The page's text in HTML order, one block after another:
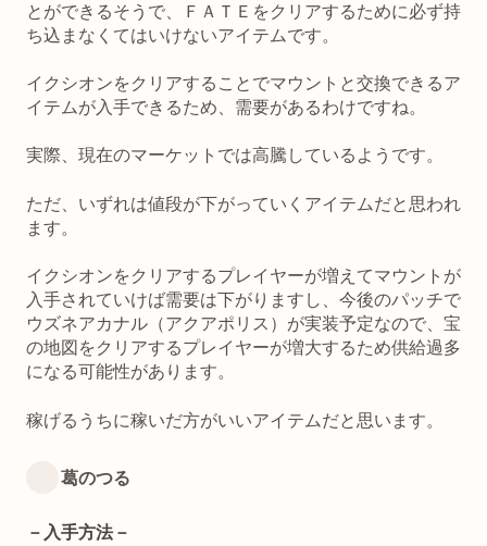
とができるそうで、ＦＡＴＥをクリアするために必ず持
ち込まなくてはいけないアイテムです。
イクシオンをクリアすることでマウントと交換できるア
イテムが入手できるため、需要があるわけですね。
実際、現在のマーケットでは高騰しているようです。
ただ、いずれは値段が下がっていくアイテムだと思われ
ます。
イクシオンをクリアするプレイヤーが増えてマウントが
入手されていけば需要は下がりますし、今後のパッチで
ウズネアカナル（アクアポリス）が実装予定なので、宝
の地図をクリアするプレイヤーが増大するため供給過多
になる可能性があります。
稼げるうちに稼いだ方がいいアイテムだと思います。
葛のつる
－入手方法－